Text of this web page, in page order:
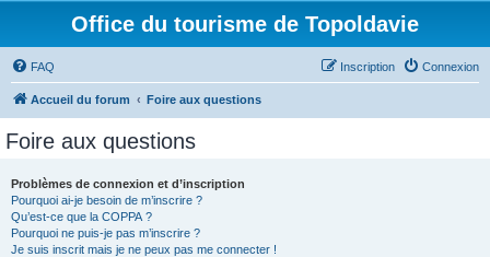
Office du tourisme de Topoldavie
FAQ Connexion
Inscription
Accueil du forum Foire aux questions
Foire aux questions
Problèmes de connexion et d’inscription
Pourquoi ai-je besoin de m’inscrire ?
Qu’est-ce que la COPPA ?
Pourquoi ne puis-je pas m’inscrire ?
Je suis inscrit mais je ne peux pas me connecter !